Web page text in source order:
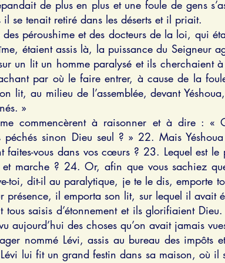
de plus en plus et une foule de gens
se tenait retiré dans les déserts et il priait.
péroushime et des docteurs de la loi, qui
étaient assis là, la puissance du Seigneur
un lit un homme paralysé et ils cherchaient
par où le faire entrer, à cause de la
lit, au milieu de l’assemblée, devant
»
commencèrent à raisonner et à dire : «
sinon Dieu seul ? » 22. Mais
vous dans vos cœurs ? 23. Lequel est le
marche ? 24. Or, afin que vous sachiez
toi, dit-il au paralytique, je te le dis, emporte
présence, il emporta son lit, sur lequel il avait
saisis d’étonnement et ils glorifiaient
aujourd’hui des choses qu’on avait jamais
nommé Lévi, assis au bureau des impôts
lui fit un grand festin dans sa maison, où il